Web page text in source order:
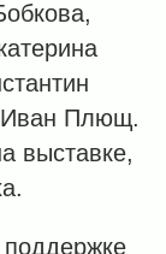
Иван Плющ.
выставке,